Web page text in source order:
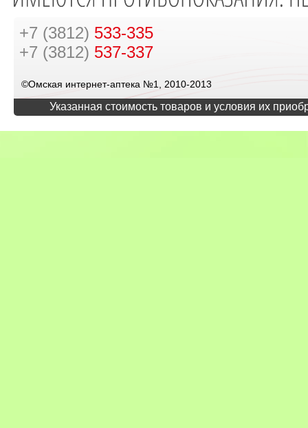
+7 (3812) 533-335
+7 (3812) 537-337
©Омская интернет-аптека №1, 2010-2013
Указанная стоимость товаров и условия их